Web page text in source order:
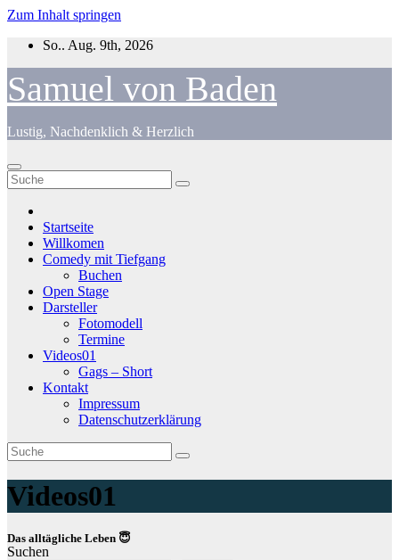
Zum Inhalt springen
So.. Aug. 9th, 2026
Samuel von Baden
Lustig, Nachdenklich & Herzlich
Startseite
Willkomen
Comedy mit Tiefgang
Buchen
Open Stage
Darsteller
Fotomodell
Termine
Videos01
Gags – Short
Kontakt
Impressum
Datenschutzerklärung
Videos01
Das alltägliche Leben 😇
Suchen